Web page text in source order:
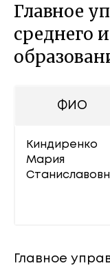
Главное
среднего
ФИО
Киндиренко
Мария
Главное